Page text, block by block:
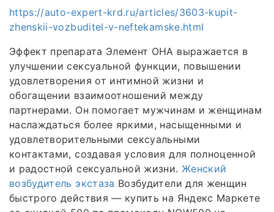
https://auto-expert-krd.ru/articles/3603-kupit-
zhenskii-vozbuditel-v-neftekamske.html
Эффект препарата Элемент ОНА выражается в
улучшении сексуальной функции, повышении
удовлетворения от интимной жизни и
обогащении взаимоотношений между
партнерами. Он помогает мужчинам и женщинам
наслаждаться более яркими, насыщенными и
удовлетворительными сексуальными
контактами, создавая условия для полноценной
и радостной сексуальной жизни. Женский
возбудитель экстаза Возбудители для женщин
быстрого действия — купить на Яндекс Маркете